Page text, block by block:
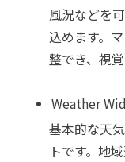
風況などを
込めます。
整でき、視
Weather
基本的な天
トです。地